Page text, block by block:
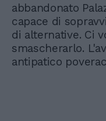
abbandonato
capace di
di alternative. Ci
smascherarlo.
antipatico